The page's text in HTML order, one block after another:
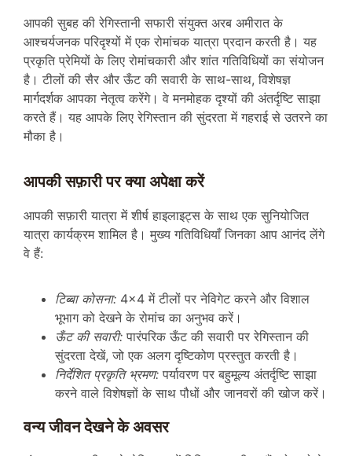
आपकी सुबह की रेगिस्तानी सफारी संयुक्त अरब अमीरात के
आश्चर्यजनक परिदृश्यों में एक रोमांचक यात्रा प्रदान करती है। यह
प्रकृति प्रेमियों के लिए रोमांचकारी और शांत गतिविधियों का संयोजन
है। टीलों की सैर और ऊँट की सवारी के साथ-साथ, विशेषज्ञ
मार्गदर्शक आपका नेतृत्व करेंगे। वे मनमोहक दृश्यों की अंतर्दृष्टि साझा
करते हैं। यह आपके लिए रेगिस्तान की सुंदरता में गहराई से उतरने का
मौका है।
आपकी सफ़ारी पर क्या अपेक्षा करें
आपकी सफ़ारी यात्रा में शीर्ष हाइलाइट्स के साथ एक सुनियोजित
यात्रा कार्यक्रम शामिल है। मुख्य गतिविधियाँ जिनका आप आनंद लेंगे
वे हैं:
टिब्बा कोसना: 4×4 में टीलों पर नेविगेट करने और विशाल
भूभाग को देखने के रोमांच का अनुभव करें।
ऊँट की सवारी: पारंपरिक ऊँट की सवारी पर रेगिस्तान की
सुंदरता देखें, जो एक अलग दृष्टिकोण प्रस्तुत करती है।
निर्देशित प्रकृति भ्रमण: पर्यावरण पर बहुमूल्य अंतर्दृष्टि साझा
करने वाले विशेषज्ञों के साथ पौधों और जानवरों की खोज करें।
वन्य जीवन देखने के अवसर